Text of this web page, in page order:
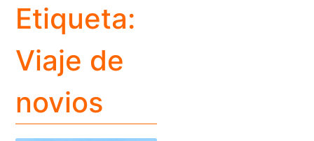
Etiqueta:
Viaje de
novios